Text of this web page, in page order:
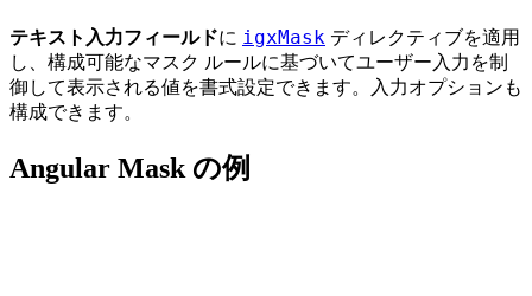
テキスト入力フィールドに igxMask ディレクティブを適用
し、構成可能なマスク ルールに基づいてユーザー入力を制
御して表示される値を書式設定できます。入力オプションも
構成できます。
Angular Mask の例